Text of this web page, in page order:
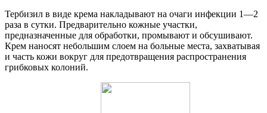
Тербизил в виде крема накладывают на очаги инфекции 1—2
раза в сутки. Предварительно кожные участки,
предназначенные для обработки, промывают и обсушивают.
Крем наносят небольшим слоем на больные места, захватывая
и часть кожи вокруг для предотвращения распространения
грибковых колоний.